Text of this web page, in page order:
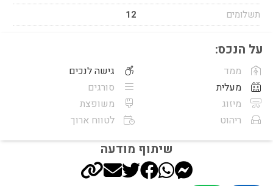
תשלומים
12
על הנכס:
ממד
מעלית
מיזוג
ריהוט
גישה לנכים
סורגים
משופצת
לטווח ארוך
שיתוף מודעה